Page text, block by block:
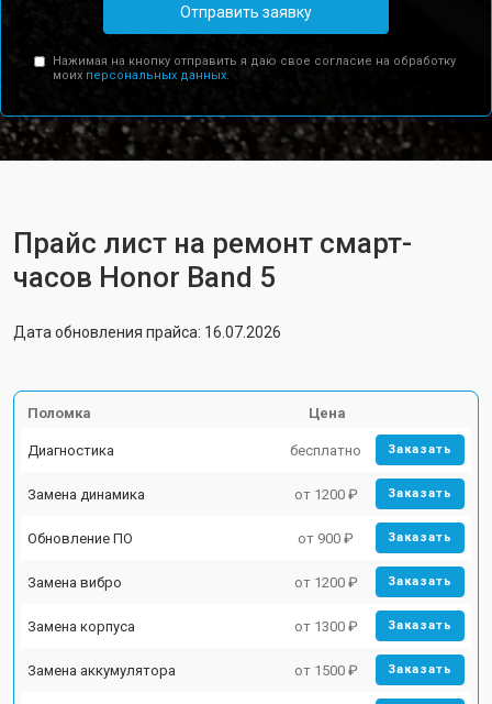
Отправить заявку
Нажимая на кнопку отправить я даю свое согласие на обработку
моих персональных данных.
Прайс лист на ремонт смарт-
часов Honor Band 5
Дата обновления прайса: 16.07.2026
Поломка Цена
Диагностика бесплатно Заказать
Замена динамика от 1200 ₽ Заказать
Обновление ПО от 900 ₽ Заказать
Замена вибро от 1200 ₽ Заказать
Замена корпуса от 1300 ₽ Заказать
Замена аккумулятора от 1500 ₽ Заказать